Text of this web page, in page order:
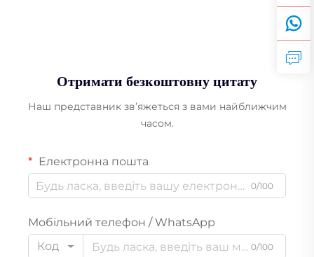
Отримати безкоштовну цитату
Наш представник зв’яжеться з вами найближчим
часом.
Електронна пошта
0/100
Мобільний телефон / WhatsApp
Код
0/100